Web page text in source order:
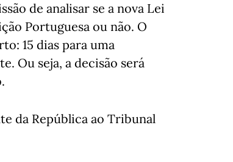
de analisar se a nova Lei
Portuguesa ou não. O
15 dias para uma
Ou seja, a decisão será
da República ao Tribunal